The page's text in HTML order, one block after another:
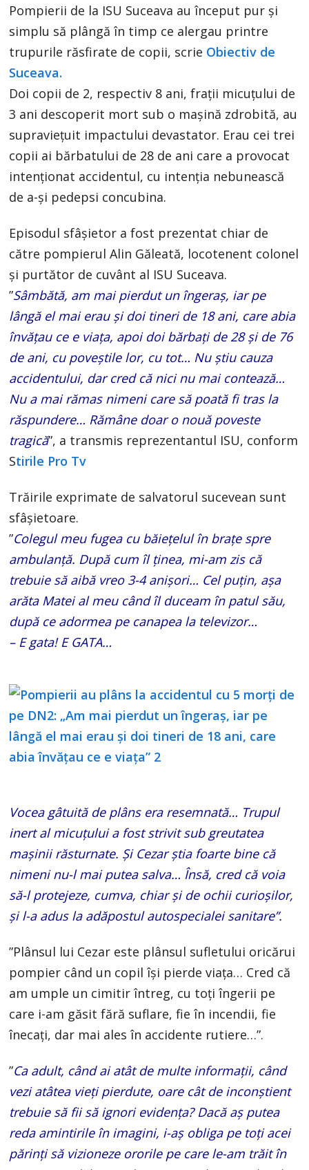
Pompierii de la ISU Suceava au început pur și
simplu să plângă în timp ce alergau printre
trupurile răsfirate de copii, scrie Obiectiv de
Suceava.
Doi copii de 2, respectiv 8 ani, frații micuțului de
3 ani descoperit mort sub o mașină zdrobită, au
supraviețuit impactului devastator. Erau cei trei
copii ai bărbatului de 28 de ani care a provocat
intenționat accidentul, cu intenția nebunească
de a-și pedepsi concubina.
Episodul sfâșietor a fost prezentat chiar de
către pompierul Alin Găleată, locotenent colonel
și purtător de cuvânt al ISU Suceava.
”Sâmbătă, am mai pierdut un îngeraș, iar pe
lângă el mai erau și doi tineri de 18 ani, care abia
învățau ce e viața, apoi doi bărbați de 28 și de 76
de ani, cu poveștile lor, cu tot… Nu știu cauza
accidentului, dar cred că nici nu mai contează…
Nu a mai rămas nimeni care să poată fi tras la
răspundere… Rămâne doar o nouă poveste
tragică”, a transmis reprezentantul ISU, conform
Stirile Pro Tv
Trăirile exprimate de salvatorul sucevean sunt
sfâșietoare.
”Colegul meu fugea cu băiețelul în brațe spre
ambulanță. După cum îl ținea, mi-am zis că
trebuie să aibă vreo 3-4 anișori… Cel puțin, așa
arăta Matei al meu când îl duceam în patul său,
după ce adormea pe canapea la televizor…
– E gata! E GATA…
Vocea gâtuită de plâns era resemnată… Trupul
inert al micuțului a fost strivit sub greutatea
mașinii răsturnate. Și Cezar știa foarte bine că
nimeni nu-l mai putea salva… Însă, cred că voia
să-l protejeze, cumva, chiar și de ochii curioșilor,
și l-a adus la adăpostul autospecialei sanitare”.
”Plânsul lui Cezar este plânsul sufletului oricărui
pompier când un copil își pierde viața… Cred că
am umple un cimitir întreg, cu toți îngerii pe
care i-am găsit fără suflare, fie în incendii, fie
înecați, dar mai ales în accidente rutiere…”.
”Ca adult, când ai atât de multe informații, când
vezi atâtea vieți pierdute, oare cât de inconștient
trebuie să fii să ignori evidența? Dacă aș putea
reda amintirile în imagini, i-aș obliga pe toți acei
părinți să vizioneze ororile pe care le-am trăit în